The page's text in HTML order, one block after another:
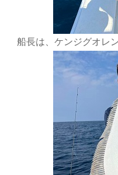
船長は、ケンジグオレ